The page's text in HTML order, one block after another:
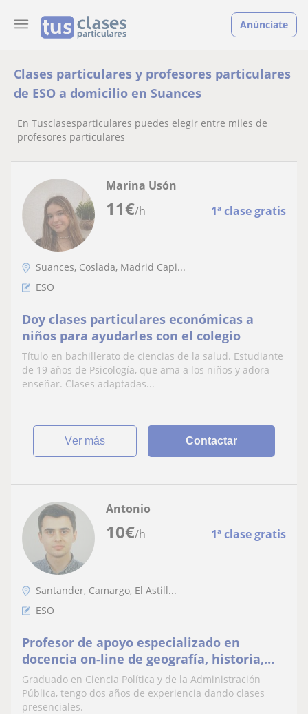
Anúnciate
Clases particulares y profesores particulares
de ESO a domicilio en Suances
En Tusclasesparticulares puedes elegir entre miles de
profesores particulares
11€/h 1ª clase gratis
Marina Usón
Suances, Coslada, Madrid Capi...
ESO
Doy clases particulares económicas a
niños para ayudarles con el colegio
Título en bachillerato de ciencias de la salud. Estudiante
de 19 años de Psicología, que ama a los niños y adora
enseñar. Clases adaptadas...
ver más Contactar
10€/h 1ª clase gratis
Antonio
Santander, Camargo, El Astill...
ESO
Profesor de apoyo especializado en
docencia on-line de geografía, historia,
historia del arte, conocimiento del medio
e inglés
Graduado en Ciencia Política y de la Administración
Pública, tengo dos años de experiencia dando clases
presenciales.